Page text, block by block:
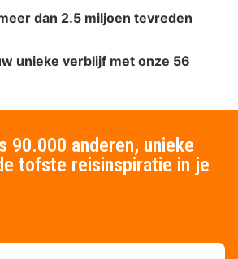
dan 2.5 miljoen tevreden
unieke verblijf met onze 56
90.000 anderen, unieke
tofste reisinspiratie in je